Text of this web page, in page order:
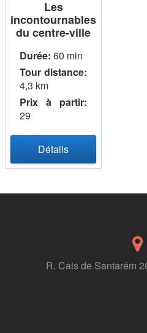
Les
incontournables
du centre-ville
Durée: 60 min
Tour distance:
4,3 km
Prix ​​à partir:
29
Détails
R. Cais de Santarém